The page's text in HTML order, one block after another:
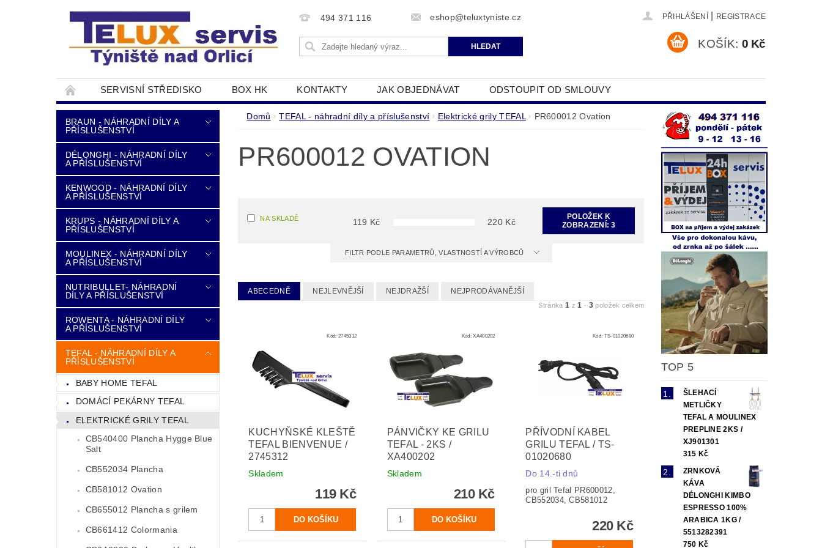
494 371 116 eshop@teluxtyniste.cz PŘIHLÁŠENÍ REGISTRACE
KOŠÍK: 0 Kč
SERVISNÍ STŘEDISKO BOX HK KONTAKTY JAK OBJEDNÁVAT ODSTOUPIT OD SMLOUVY
DOPRAVA A PLATBA NAPIŠTE NÁM OBCHODNÍ PODMÍNKY ZPRACOVÁNÍ OSOBNÍCH ÚDAJŮ
BRAUN - NÁHRADNÍ DÍLY A
PŘÍSLUŠENSTVÍ
DÉLONGHI - NÁHRADNÍ DÍLY
A PŘÍSLUŠENSTVÍ
KENWOOD - NÁHRADNÍ DÍLY
A PŘÍSLUŠENSTVÍ
KRUPS - NÁHRADNÍ DÍLY A
PŘÍSLUŠENSTVÍ
MOULINEX - NÁHRADNÍ DÍLY
A PŘÍSLUŠENSTVÍ
NUTRIBULLET- NÁHRADNÍ
DÍLY A PŘÍSLUŠENSTVÍ
ROWENTA - NÁHRADNÍ DÍLY
A PŘÍSLUŠENSTVÍ
TEFAL - NÁHRADNÍ DÍLY A
PŘÍSLUŠENSTVÍ
BABY HOME TEFAL
DOMÁCÍ PEKÁRNY TEFAL
ELEKTRICKÉ GRILY TEFAL
CB540400 Plancha Hygge Blue
Salt
CB552034 Plancha
CB581012 Ovation
CB655012 Plancha s grilem
CB661412 Colormania
Domů TEFAL - náhradní díly a příslušenství Elektrické grily TEFAL PR600012 Ovation
PR600012 OVATION
NA SKLADĚ 119 Kč 220Kč
POLOŽEK K
ZOBRAZENÍ:3
FILTR PODLE PARAMETRŮ, VLASTNOSTÍ A VÝROBCŮ
ABECEDNĚ NEJLEVNĚJŠÍ NEJDRAŽŠÍ NEJPRODÁVANĚJŠÍ
Stránka1 z1 - 3položek celkem
Kód:2745312
KUCHYŇSKÉ KLEŠTĚ
TEFAL BIENVENUE /
2745312
Skladem
119 Kč
Kód:XA400202
PÁNVIČKY KE GRILU
TEFAL - 2KS /
XA400202
Skladem
210 Kč
Kód: TS-01020680
PŘÍVODNÍ KABEL
GRILU TEFAL / TS-
01020680
Do 14.-ti dnů
pro gril Tefal PR600012,
CB552034, CB581012
220 Kč
TOP 5
ŠLEHACÍ
METLIČKY
TEFAL A MOULINEX
PREPLINE 2KS /
XJ901301
315 Kč
ZRNKOVÁ
KÁVA
DÉLONGHI KIMBO
ESPRESSO 100%
ARABICA 1KG /
5513282391
750 Kč